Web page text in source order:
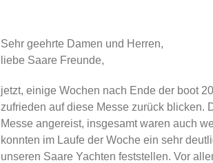
Sehr geehrte Damen und Herren,
liebe Saare Freunde,
jetzt, einige Wochen nach Ende der boot
zufrieden auf diese Messe zurück blicken.
Messe angereist, insgesamt waren auch
konnten im Laufe der Woche ein sehr
unseren Saare Yachten feststellen. Vor